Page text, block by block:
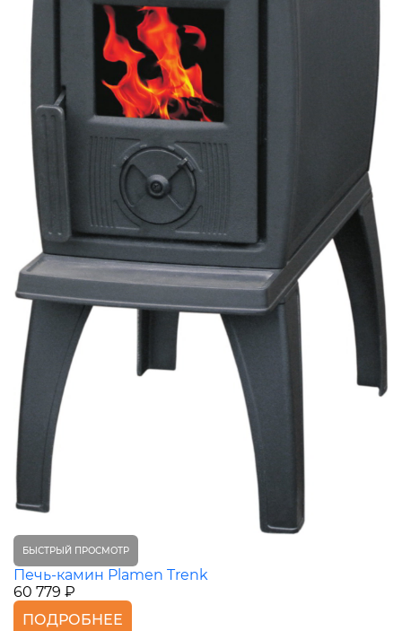
БЫСТРЫЙ ПРОСМОТР
Печь-камин Plamen Trenk
60 779 ₽
ПОДРОБНЕЕ